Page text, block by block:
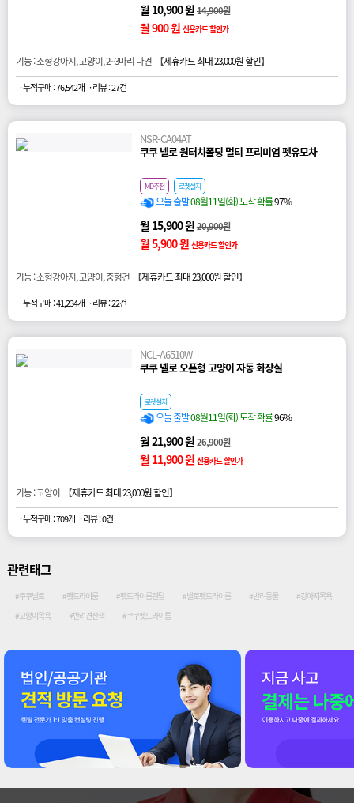
월 10,900 원14,900원
월 900 원 신용카드 할인가
기능 : 소형강아지, 고양이, 2~3마리 다견 【제휴카드 최대 23,000원 할인】
· 누적구매 : 76,542개 · 리뷰 : 27건
NSR-CA04AT
쿠쿠 넬로 원터치폴딩 멀티 프리미엄 펫유모차
MD추천 로켓설치
오늘 출발08월11일(화) 도착 확률97%
월 15,900 원20,900원
월 5,900 원 신용카드 할인가
기능 : 소형강아지, 고양이, 중형견 【제휴카드 최대 23,000원 할인】
· 누적구매 : 41,234개 · 리뷰 : 22건
NCL-A6510W
쿠쿠 넬로 오픈형 고양이 자동 화장실
로켓설치
오늘 출발08월11일(화) 도착 확률96%
월 21,900 원26,900원
월 11,900 원 신용카드 할인가
기능 : 고양이 【제휴카드 최대 23,000원 할인】
· 누적구매 : 709개 · 리뷰 : 0건
관련태그
#쿠쿠넬로 #펫드라이룸 #펫드라이룸렌탈 #넬로펫드라이룸 #반려동물
#강아지목욕
#고양이목욕
#반려견산책 #쿠쿠펫드라이룸